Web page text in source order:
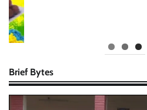
Brief Bytes